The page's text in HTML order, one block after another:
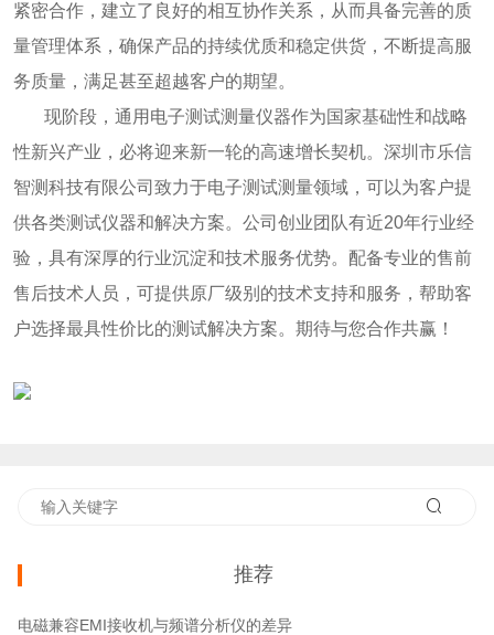
紧密合作，建立了良好的相互协作关系，从而具备完善的质
量管理体系，确保产品的持续优质和稳定供货，不断提高服
务质量，满足甚至超越客户的期望。
现阶段，通用电子测试测量仪器作为国家基础性和战略
性新兴产业，必将迎来新一轮的高速增长契机。深圳市乐信
智测科技有限公司致力于电子测试测量领域，可以为客户提
供各类测试仪器和解决方案。公司创业团队有近20年行业经
验，具有深厚的行业沉淀和技术服务优势。配备专业的售前
售后技术人员，可提供原厂级别的技术支持和服务，帮助客
户选择最具性价比的测试解决方案。期待与您合作共赢！
推荐
电磁兼容EMI接收机与频谱分析仪的差异